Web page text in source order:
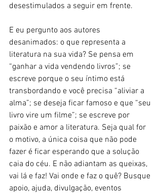
desestimulados a seguir em frente.
E eu pergunto aos autores
desanimados: o que representa a
literatura na sua vida? Se pensa em
“ganhar a vida vendendo livros”; se
escreve porque o seu íntimo está
transbordando e você precisa “aliviar a
alma”; se deseja ficar famoso e que “seu
livro vire um filme”; se escreve por
paixão e amor a literatura. Seja qual for
o motivo, a única coisa que não pode
fazer é ficar esperando que a solução
caia do céu. E não adiantam as queixas,
vai lá e faz! Vai onde e faz o quê? Busque
apoio, ajuda, divulgação, eventos